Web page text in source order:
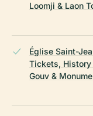
Loomji & Laon
Église Saint-
Tickets,
Gouv &